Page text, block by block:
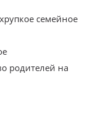
семейное
родителей на